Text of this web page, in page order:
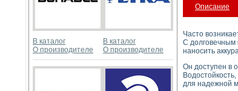
В каталог
О производителе
В каталог
О производителе
Описание
Часто
С долговечным
наносить
Он доступен в
для надежной